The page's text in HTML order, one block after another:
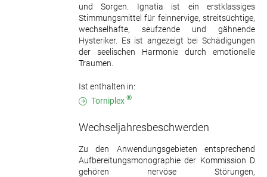
und Sorgen. Ignatia ist ein erstklassiges
Stimmungsmittel für feinnervige, streitsüchtige,
wechselhafte, seufzende und gähnende
Hysteriker. Es ist angezeigt bei Schädigungen
der seelischen Harmonie durch emotionelle
Traumen.
Ist enthalten in:
Torniplex ®
Wechseljahresbeschwerden
Zu den Anwendungsgebieten entsprechend
Aufbereitungsmonographie der Kommission D
gehören nervöse Störungen,